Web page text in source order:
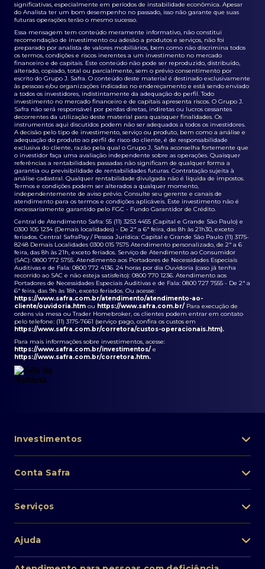
significativas, especialmente em períodos de instabilidade econômica. Apesar
do Analista ter um bom desempenho no passado, isso não garante que suas
futuras operações terão o mesmo sucesso.
Essa mensagem tem conteúdo meramente informativo, não constitui
recomendação de investimento ou adesão a produtos e serviços, não foi
preparado por analista de valores mobiliários, bem como não discrimina todos
os termos, condições e riscos inerentes a um investimento no mercado
financeiro e de capitais. Este conteúdo não pode ser reproduzido, distribuído,
alterado, copiado, total ou parcialmente, sem o prévio consentimento por
escrito do Grupo J. Safra. O conteúdo deste material é destinado exclusivamente
às pessoas e/ou organizações indicadas no endereçamento e está sendo enviado
a todos os investidores, indistintamente da adequação do perfil. Todo
investimento no mercado financeiro e de capitais apresenta riscos. O Grupo J.
Safra não será responsável por perdas diretas, indiretas ou lucros cessantes
decorrentes da utilização deste material para quaisquer finalidades. Os
instrumentos aqui discutidos podem não ser adequados a todos os investidores.
A decisão pelo tipo de investimento, serviço ou produto, bem como a análise e
adequação do produto ao perfil de risco do cliente, é de responsabilidade
exclusiva do cliente, razão pela qual o Grupo J. Safra aconselha fortemente que
o investidor faça uma avaliação independente sobre as operações. Quaisquer
referências a rentabilidades passadas não significam de qualquer forma a
garantia ou previsibilidade de rentabilidades futuras. Contratação sujeita à
análise cadastral. Qualquer rentabilidade divulgada não é líquida de impostos.
Termos e condições podem ser alterados a qualquer momento,
independentemente de aviso prévio. Consulte seu gerente e canais de
atendimento para os termos e condições aplicáveis. Este investimento não é
necessariamente garantido pelo FGC - Fundo Garantidor de Crédito.
Central de Atendimento Safra: 55 (11) 3253 4455 (Capital e Grande São Paulo) e
0300 105 1234 (Demais localidades) - De 2ª a 6ª feira, das 8h às 21h30, exceto
feriados. Central SafraPay / Pessoa Jurídica: Capital e Grande São Paulo (11) 3175-
8248 Demais Localidades 0300 015 7575 Atendimento personalizado, de 2ª a 6
feira, das 8h às 21h, exceto feriados. Serviço de Atendimento ao Consumidor
(SAC): 0800 772 5755. Atendimento aos Portadores de Necessidades Especiais
Auditivas e de Fala: 0800 772 4136. 24 horas por dia Ouvidoria (caso já tenha
recorrido ao SAC e não esteja satisfeito): 0800 770 1236. Atendimento aos
Portadores de Necessidades Especiais Auditivas e de Fala: 0800 727 7555 - De 2ª a
6ª feira, das 9h às 18h, exceto feriados. Ou acesse:
https://www.safra.com.br/atendimento/atendimento-ao-
cliente/ouvidoria.htm ou https://www.safra.com.br/ Para execução de
ordens via mesa ou Trader Homebroker, os clientes podem entrar em contato
pelo telefone: (11) 3175-7661 (serviço pago, confira os custos em
https://www.safra.com.br/corretora/custos-operacionais.htm).
Para mais informações sobre investimentos, acesse:
https://www.safra.com.br/investimentos/ e
https://www.safra.com.br/corretora.htm.
Investimentos
Lista de fundos de investimento
Private Banking
Renda fixa
Conta Safra
Pessoa Física
Cartões
Empréstimos e financiamentos
Serviços
Perda/roubo de celular
Ajuda
Atendimento ao cliente